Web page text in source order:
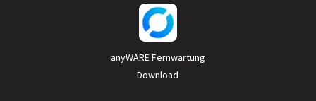
anyWARE Fernwartung
Download